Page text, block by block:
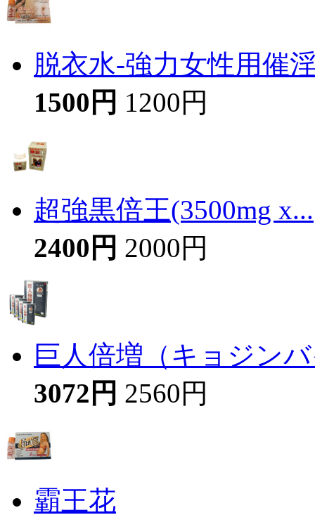
脱衣水-強力女性用催
1500円 1200円
超強黒倍王(3500mg x...
2400円 2000円
巨人倍増（キョジン
3072円 2560円
霸王花